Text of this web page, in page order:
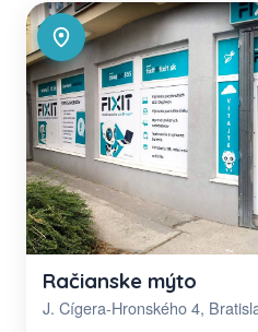
Račianske mýto
J. Cígera-Hronského 4,